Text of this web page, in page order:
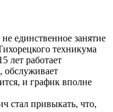
единственное занятие
техникума
лет работает
и график вполне
стал привыкать, что,